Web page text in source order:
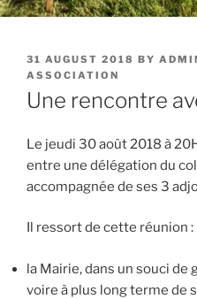
POSTED
ON
31 AUGUST 2018 BY
ASSOCIATION
Une rencontre
Le jeudi 30 août 2018 à
entre une délégation du
accompagnée de ses 3
Il ressort de cette réunion :
la Mairie, dans un souci de
voire à plus long terme de